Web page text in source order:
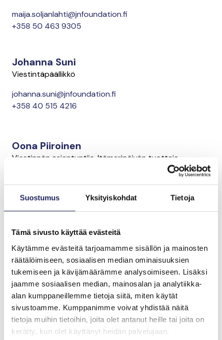
Suostumus Yksityiskohdat Tietoja
Tämä sivusto käyttää evästeitä
Käytämme evästeitä tarjoamamme sisällön ja mainosten
räätälöimiseen, sosiaalisen median ominaisuuksien
tukemiseen ja kävijämäärämme analysoimiseen. Lisäksi
jaamme sosiaalisen median, mainosalan ja analytiikka-
alan kumppaneillemme tietoja siitä, miten käytät
sivustoamme. Kumppanimme voivat yhdistää näitä
tietoja muihin tietoihin, joita olet antanut heille tai joita on
kerätty, kun olet käyttänyt heidän palvelujaan.
maija.soljanlahti@jnfoundation.fi
+358 50 463 9305
Johanna Suni
Viestintäpäällikkö
johanna.suni@jnfoundation.fi
+358 40 515 4216
Oona Piiroinen
Viestinnän asiantuntija, Itämeripäivän tuottaja
Viestinnän asiantuntija
helmi.porhola@jnfoundation.fi
+358 50 471 1078
Mediapankki
John Nurmisen Säätiön mediapankista löydät säätiön